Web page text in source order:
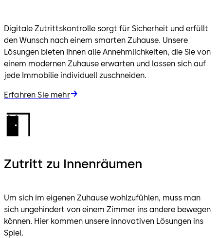
Digitale Zutrittskontrolle sorgt für Sicherheit und erfüllt
den Wunsch nach einem smarten Zuhause. Unsere
Lösungen bieten Ihnen alle Annehmlichkeiten, die Sie von
einem modernen Zuhause erwarten und lassen sich auf
jede Immobilie individuell zuschneiden.
Erfahren Sie mehr
Zutritt zu Innenräumen
Um sich im eigenen Zuhause wohlzufühlen, muss man
sich ungehindert von einem Zimmer ins andere bewegen
können. Hier kommen unsere innovativen Lösungen ins
Spiel.